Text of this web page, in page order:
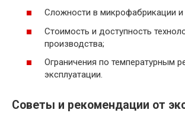
Сложности в микрофабрикации и
Стоимость и доступность
производства;
Ограничения по температурным
эксплуатации.
Советы и рекомендации от